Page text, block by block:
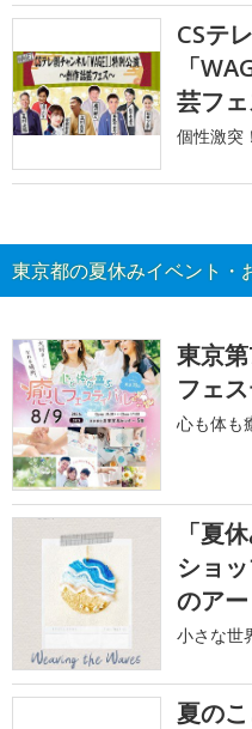
CSテ
「
芸フ
個性激突
東京都の夏休みイベント・
東京
フェ
心も体も
「夏
ショ
のア
小さな世
夏の